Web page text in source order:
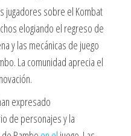
jugadores sobre el Kombat
elogiando el regreso de
y las mecánicas de juego
La comunidad aprecia el
expresado
de personajes y la